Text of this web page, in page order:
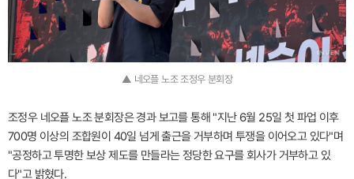
▲ 네오플 노조 조정우 분회장
조정우 네오플 노조 분회장은 경과 보고를 통해 "지난 6월 25일 첫 파업 이후
700명 이상의 조합원이 40일 넘게 출근을 거부하며 투쟁을 이어오고 있다"며
"공정하고 투명한 보상 제도를 만들라는 정당한 요구를 회사가 거부하고 있
다"고 밝혔다.